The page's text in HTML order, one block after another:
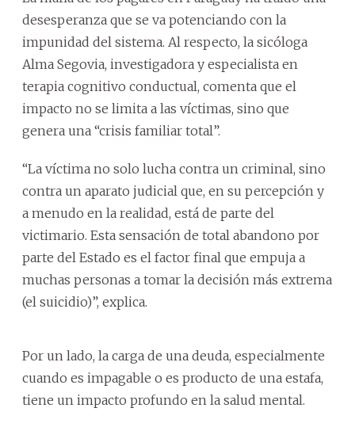
desesperanza que se va potenciando con la
impunidad del sistema. Al respecto, la sicóloga
Alma Segovia, investigadora y especialista en
terapia cognitivo conductual, comenta que el
impacto no se limita a las víctimas, sino que
genera una “crisis familiar total”.
“La víctima no solo lucha contra un criminal, sino
contra un aparato judicial que, en su percepción y
a menudo en la realidad, está de parte del
victimario. Esta sensación de total abandono por
parte del Estado es el factor final que empuja a
muchas personas a tomar la decisión más extrema
(el suicidio)”, explica.
Por un lado, la carga de una deuda, especialmente
cuando es impagable o es producto de una estafa,
tiene un impacto profundo en la salud mental.